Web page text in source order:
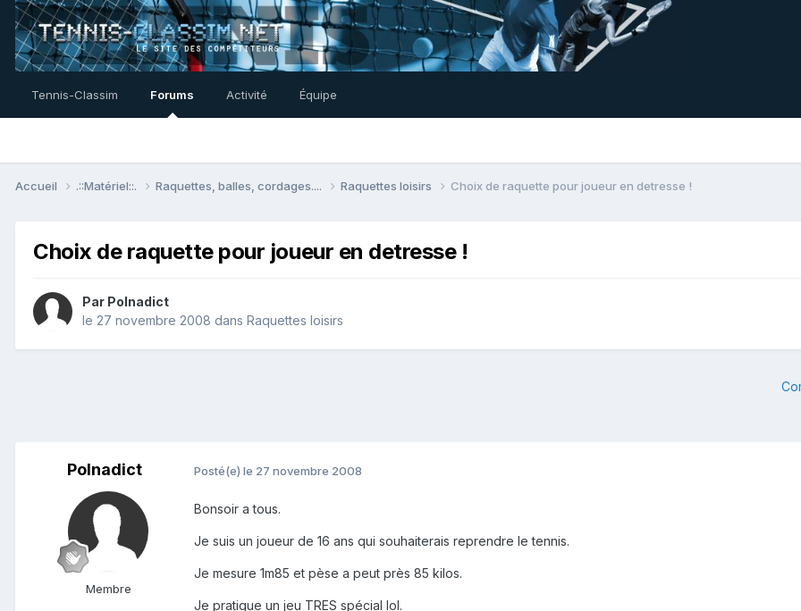
Tennis-Classim Forums Activité Équipe
Accueil .::Matériel::. Raquettes, balles, cordages.... Raquettes loisirs Choix de raquette pour joueur en detresse !
Choix de raquette pour joueur en detresse !
Par Polnadict
le 27 novembre 2008 dans Raquettes loisirs
Polnadict
Membre
Posté(e) le 27 novembre 2008
Bonsoir a tous.
Je suis un joueur de 16 ans qui souhaiterais reprendre le tennis.
Je mesure 1m85 et pèse a peut près 85 kilos.
Je pratique un jeu TRES spécial lol.